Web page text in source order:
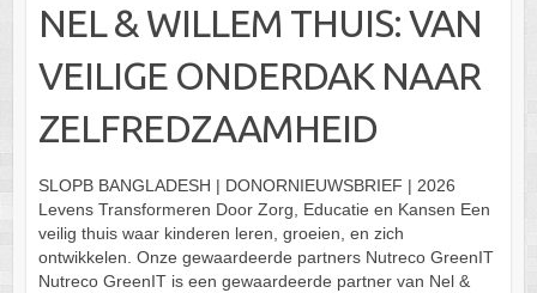
NEL & WILLEM THUIS: VAN
VEILIGE ONDERDAK NAAR
ZELFREDZAAMHEID
SLOPB BANGLADESH | DONORNIEUWSBRIEF | 2026
Levens Transformeren Door Zorg, Educatie en Kansen Een
veilig thuis waar kinderen leren, groeien, en zich
ontwikkelen. Onze gewaardeerde partners Nutreco GreenIT
Nutreco GreenIT is een gewaardeerde partner van Nel &